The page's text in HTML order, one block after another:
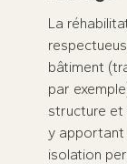
La
bâtiment
par
structure et
y apportant
isolation